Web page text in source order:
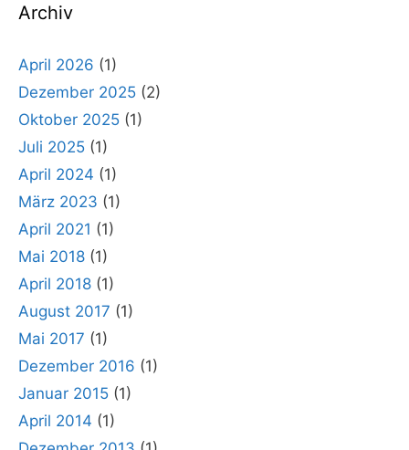
Archiv
April 2026 (1)
Dezember 2025 (2)
Oktober 2025 (1)
Juli 2025 (1)
April 2024 (1)
März 2023 (1)
April 2021 (1)
Mai 2018 (1)
April 2018 (1)
August 2017 (1)
Mai 2017 (1)
Dezember 2016 (1)
Januar 2015 (1)
April 2014 (1)